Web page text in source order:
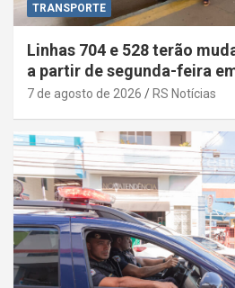
TRANSPORTE
Linhas 704 e 528 terão
a partir de segunda-feira
7 de agosto de 2026 RS Notícias